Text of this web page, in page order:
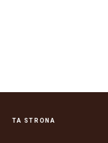
TA STRONA